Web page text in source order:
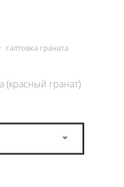
галтовка граната
(красный гранат)